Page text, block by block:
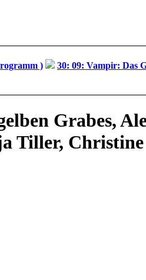
)
30: 09: Vampir: Das
Grabes,
Tiller,